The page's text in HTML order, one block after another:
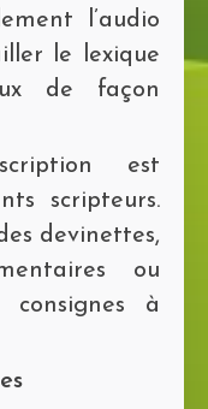
l’audio
le lexique
de façon
est
scripteurs.
devinettes,
ou
consignes à